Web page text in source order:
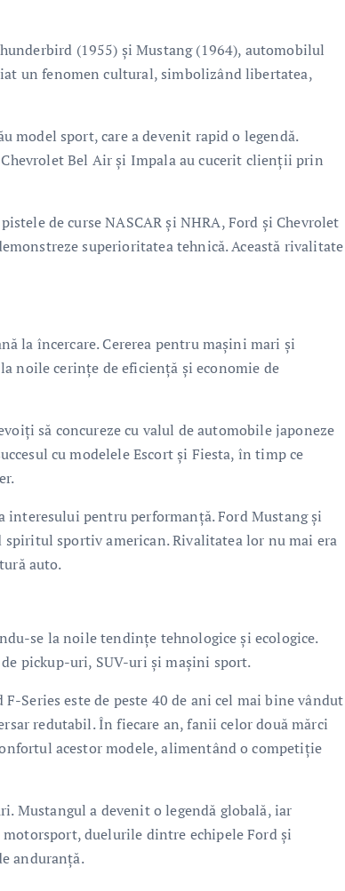
(1955) și Mustang (1964), automobilul
un fenomen cultural, simbolizând libertatea,
model sport, care a devenit rapid o legendă.
Bel Air și Impala au cucerit clienții prin
de curse NASCAR și NHRA, Ford și Chevrolet
superioritatea tehnică. Această rivalitate
la încercare. Cererea pentru mașini mari și
noile cerințe de eficiență și economie de
să concureze cu valul de automobile japoneze
cu modelele Escort și Fiesta, în timp ce
pentru performanță. Ford Mustang și
sportiv american. Rivalitatea lor nu mai era
auto.
se la noile tendințe tehnologice și ecologice.
pickup-uri, SUV-uri și mașini sport.
Series este de peste 40 de ani cel mai bine vândut
redutabil. În fiecare an, fanii celor două mărci
acestor modele, alimentând o competiție
Mustangul a devenit o legendă globală, iar
duelurile dintre echipele Ford și
anduranță.